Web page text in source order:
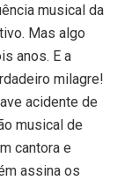
musical da
Mas algo
anos. E a
milagre!
acidente de
musical de
cantora e
assina os